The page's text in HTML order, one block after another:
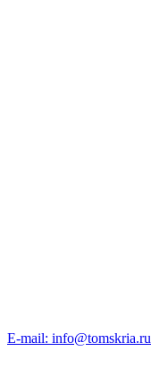
E-mail: info@tomskria.ru